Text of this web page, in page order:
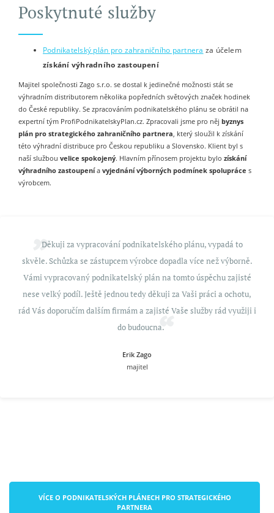
Poskytnuté služby
Podnikatelský plán pro zahraničního partnera za účelem
získání výhradního zastoupení
Majitel společnosti Zago s.r.o. se dostal k jedinečné možnosti stát se
výhradním distributorem několika popředních světových značek hodinek
do České republiky. Se zpracováním podnikatelského plánu se obrátil na
expertní tým ProfiPodnikatelskyPlan.cz. Zpracovali jsme pro něj byznys
plán pro strategického zahraničního partnera , který sloužil k získání
této výhradní distribuce pro Českou republiku a Slovensko. Klient byl s
naší službou velice spokojený. Hlavním přínosem projektu bylo získání
výhradního zastoupenía vyjednání výborných podmínek spolupráce s
výrobcem.
Děkuji za vypracování podnikatelského plánu, vypadá to
skvěle. Schůzka se zástupcem výrobce dopadla více než výborně.
Vámi vypracovaný podnikatelský plán na tomto úspěchu zajisté
nese velký podíl. Ještě jednou tedy děkuji za Vaši práci a ochotu,
rád Vás doporučím dalším firmám a zajisté Vaše služby rád využiji i
do budoucna.
Erik Zago
majitel
VÍCE O PODNIKATELSKÝCH PLÁNECH PRO STRATEGICKÉHO
PARTNERA